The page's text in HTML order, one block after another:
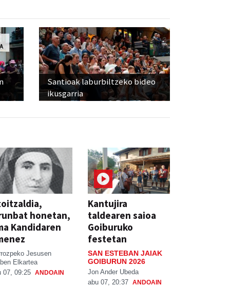
Santioak laburbiltzeko bideo
ikusgarria
honetan,
Kandidaren
Jesusen
Elkartea
07, 09:25 ANDOAIN
Kantujira
taldearen saioa
Goiburuko
festetan
SAN ESTEBAN JAIAK
GOIBURUN 2026
Jon Ander Ubeda
abu 07, 20:37 ANDOAIN